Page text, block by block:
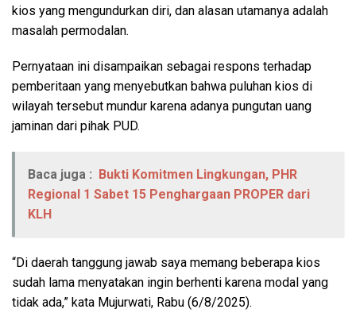
kios yang mengundurkan diri, dan alasan utamanya adalah
masalah permodalan.
Pernyataan ini disampaikan sebagai respons terhadap
pemberitaan yang menyebutkan bahwa puluhan kios di
wilayah tersebut mundur karena adanya pungutan uang
jaminan dari pihak PUD.
Baca juga :
Bukti Komitmen Lingkungan, PHR
Regional 1 Sabet 15 Penghargaan PROPER dari
KLH
“Di daerah tanggung jawab saya memang beberapa kios
sudah lama menyatakan ingin berhenti karena modal yang
tidak ada,” kata Mujurwati, Rabu (6/8/2025).